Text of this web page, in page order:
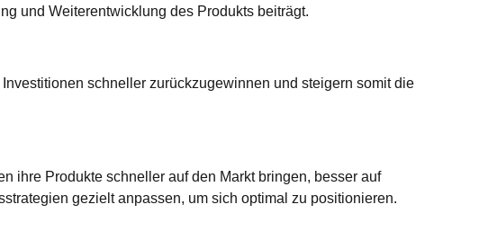
und Weiterentwicklung des Produkts beiträgt.
schneller zurückzugewinnen und steigern somit die
ihre Produkte schneller auf den Markt bringen, besser auf
gezielt anpassen, um sich optimal zu positionieren.